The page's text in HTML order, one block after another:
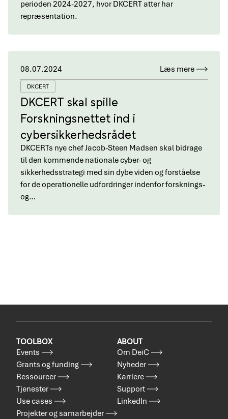
perioden 2024-2027, hvor DKCERT atter har
repræsentation.
08.07.2024 Læs mere
DKCERT
DKCERT skal spille
Forskningsnettet ind i
cybersikkerhedsrådet
DKCERTs nye chef Jacob-Steen Madsen skal bidrage
til den kommende nationale cyber- og
sikkerhedsstrategi med sin dybe viden og forståelse
for de operationelle udfordringer indenfor forsknings-
og…
TOOLBOX
Events
Grants og funding
Ressourcer
Tjenester
Use cases
Projekter og samarbejder
ABOUT
Om DeiC
Nyheder
Karriere
Support
LinkedIn